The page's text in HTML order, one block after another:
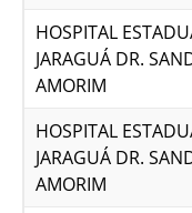
HOSPITAL
JARAGUÁ DR.
AMORIM
HOSPITAL
JARAGUÁ DR.
AMORIM